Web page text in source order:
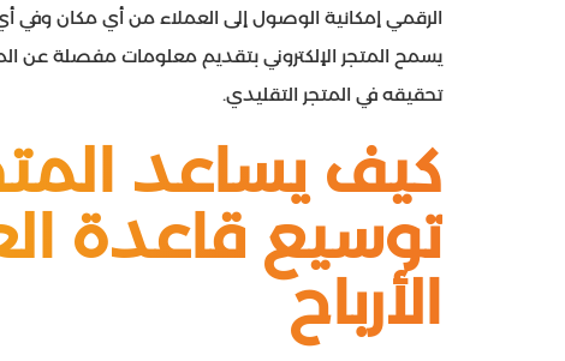
الرقمي إمكانية الوصول إلى العملاء من أي مكان وفي
يسمح المتجر الإلكتروني بتقديم معلومات مفصلة عن
تحقيقه في المتجر التقليدي.
كيف يساعد
توسيع قاعدة
الأرباح